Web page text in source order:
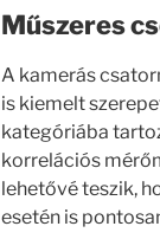
Műszeres
A kamerás
is kiemelt
kategóriába
korrelációs
lehetővé teszik,
esetén is